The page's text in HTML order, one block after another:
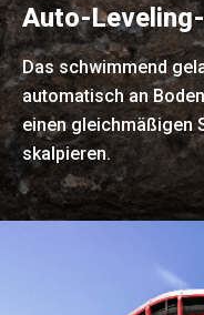
Auto-
Das schwimmend
automatisch an
einen gleichmäßigen
skalpieren.